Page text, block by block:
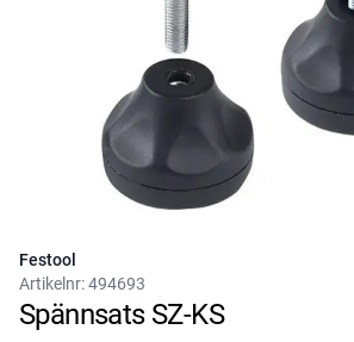
Festool
Artikelnr:494693
Spännsats SZ-KS